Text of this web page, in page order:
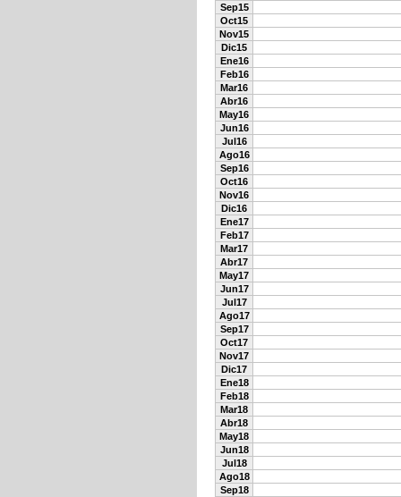
Sep15
Oct15
Nov15
Dic15
Ene16
Feb16
Mar16
Abr16
May16
Jun16
Jul16
Ago16
Sep16
Oct16
Nov16
Dic16
Ene17
Feb17
Mar17
Abr17
May17
Jun17
Jul17
Ago17
Sep17
Oct17
Nov17
Dic17
Ene18
Feb18
Mar18
Abr18
May18
Jun18
Jul18
Ago18
Sep18